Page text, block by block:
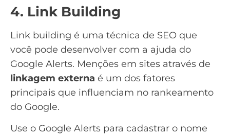
4. Link Building
Link building é uma técnica de SEO que
você pode desenvolver com a ajuda do
Google Alerts. Menções em sites através de
linkagem externa é um dos fatores
principais que influenciam no rankeamento
do Google.
Use o Google Alerts para cadastrar o nome